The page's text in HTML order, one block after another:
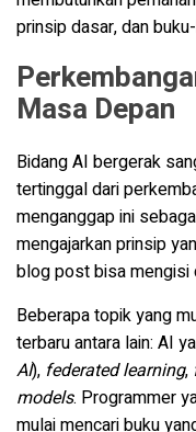
prinsip dasar, dan
Masa Depan
Bidang AI bergerak
tertinggal dari
menganggap ini
mengajarkan prinsip
blog post bisa mengisi
Beberapa topik yang
terbaru antara lain: AI
AI), federated learning,
models. Programmer
mulai mencari buku